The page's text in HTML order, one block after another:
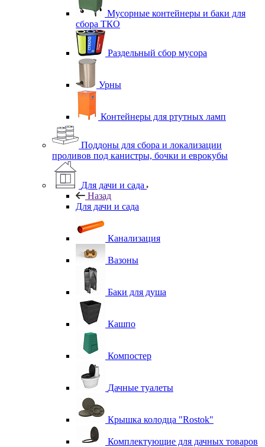
Мусорные контейнеры и баки для
сбора ТКО
Раздельный сбор мусора
Урны
Контейнеры для ртутных ламп
Поддоны для сбора и локализации
проливов под канистры, бочки и еврокубы
Для дачи и сада
Назад
Для дачи и сада
Канализация
Вазоны
Баки для душа
Кашпо
Компостер
Дачные туалеты
Крышка колодца "Rostok"
Комплектующие для дачных товаров